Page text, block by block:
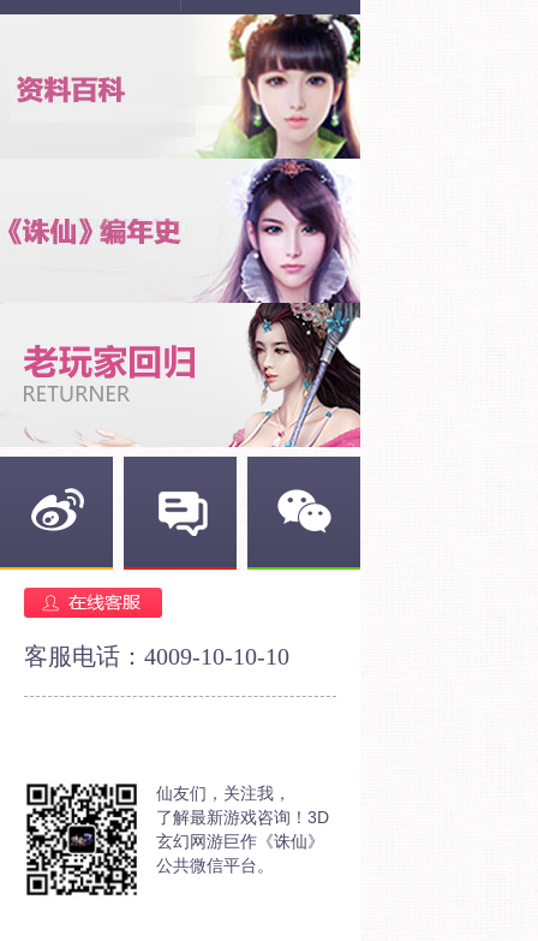
客服电话：4009-10-10-10
仙友们，关注我，
了解最新游戏咨询！3D
玄幻网游巨作《诛仙》
公共微信平台。